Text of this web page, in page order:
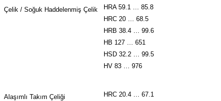
Çelik / Soğuk Haddelenmiş Çelik
HRA 59.1 … 85.8
HRC 20 … 68.5
HRB 38.4 … 99.6
HB 127 … 651
HSD 32.2 … 99.5
HV 83 … 976
Alaşımlı Takım Çeliği
HRC 20.4 … 67.1